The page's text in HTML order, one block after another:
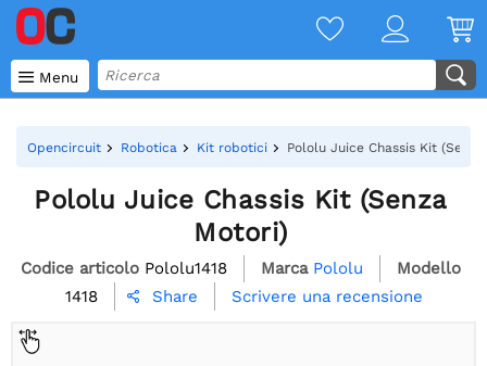
 Menu
Opencircuit Robotica Kit robotici Pololu Juice Chassis Kit
Pololu Juice Chassis Kit (Senza
Motori)
Codice articolo Pololu1418 Marca Pololu
Modello
1418
 Share Scrivere una recensione